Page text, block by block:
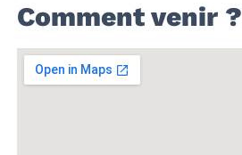
Comment venir ?